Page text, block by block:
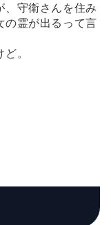
、守衛さんを住み
の霊が出るって言
。